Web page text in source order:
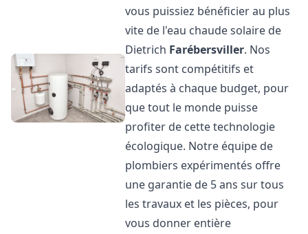
vous puissiez bénéficier au plus
vite de l'eau chaude solaire de
Dietrich Farébersviller. Nos
tarifs sont compétitifs et
adaptés à chaque budget, pour
que tout le monde puisse
profiter de cette technologie
écologique. Notre équipe de
plombiers expérimentés offre
une garantie de 5 ans sur tous
les travaux et les pièces, pour
vous donner entière